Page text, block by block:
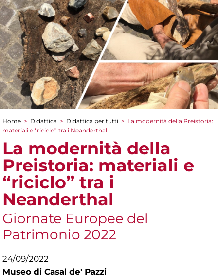
Tu sei qui
Home > Didattica > Didattica per tutti > La modernità della Preistoria:
materiali e “riciclo” tra i Neanderthal
La modernità della
Preistoria: materiali e
“riciclo” tra i
Neanderthal
Giornate Europee del
Patrimonio 2022
24/09/2022
Museo di Casal de' Pazzi